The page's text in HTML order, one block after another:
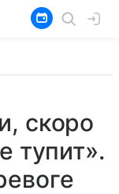
скоро
тупит».